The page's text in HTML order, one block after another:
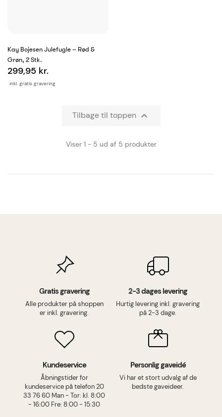
Kay Bojesen Julefugle – Rød &
Grøn, 2 Stk.
inkl. gratis gravering
299,95 kr.
Tilbage til toppen 
Viser 1 - 5 ud af 5 produkter
Gratis gravering
Alle produkter på shoppen
er inkl. gravering.
2-3 dages levering
Hurtig levering inkl. gravering
på 2-3 dage.
Kundeservice
Åbningstider for
kundeservice på telefon 20
33 76 60 Man - Tor: kl. 8:00
- 16:00 Fre: 8:00 - 15:30
Personlig gaveidé
Vi har et stort udvalg af de
bedste gaveideer.